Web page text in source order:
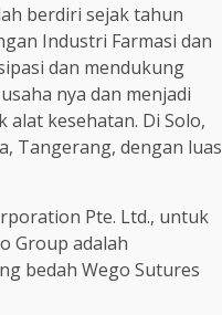
berdiri sejak tahun
Industri Farmasi dan
dan mendukung
nya dan menjadi
alat kesehatan. Di Solo,
Tangerang, dengan luas
Pte. Ltd., untuk
Group adalah
bedah Wego Sutures